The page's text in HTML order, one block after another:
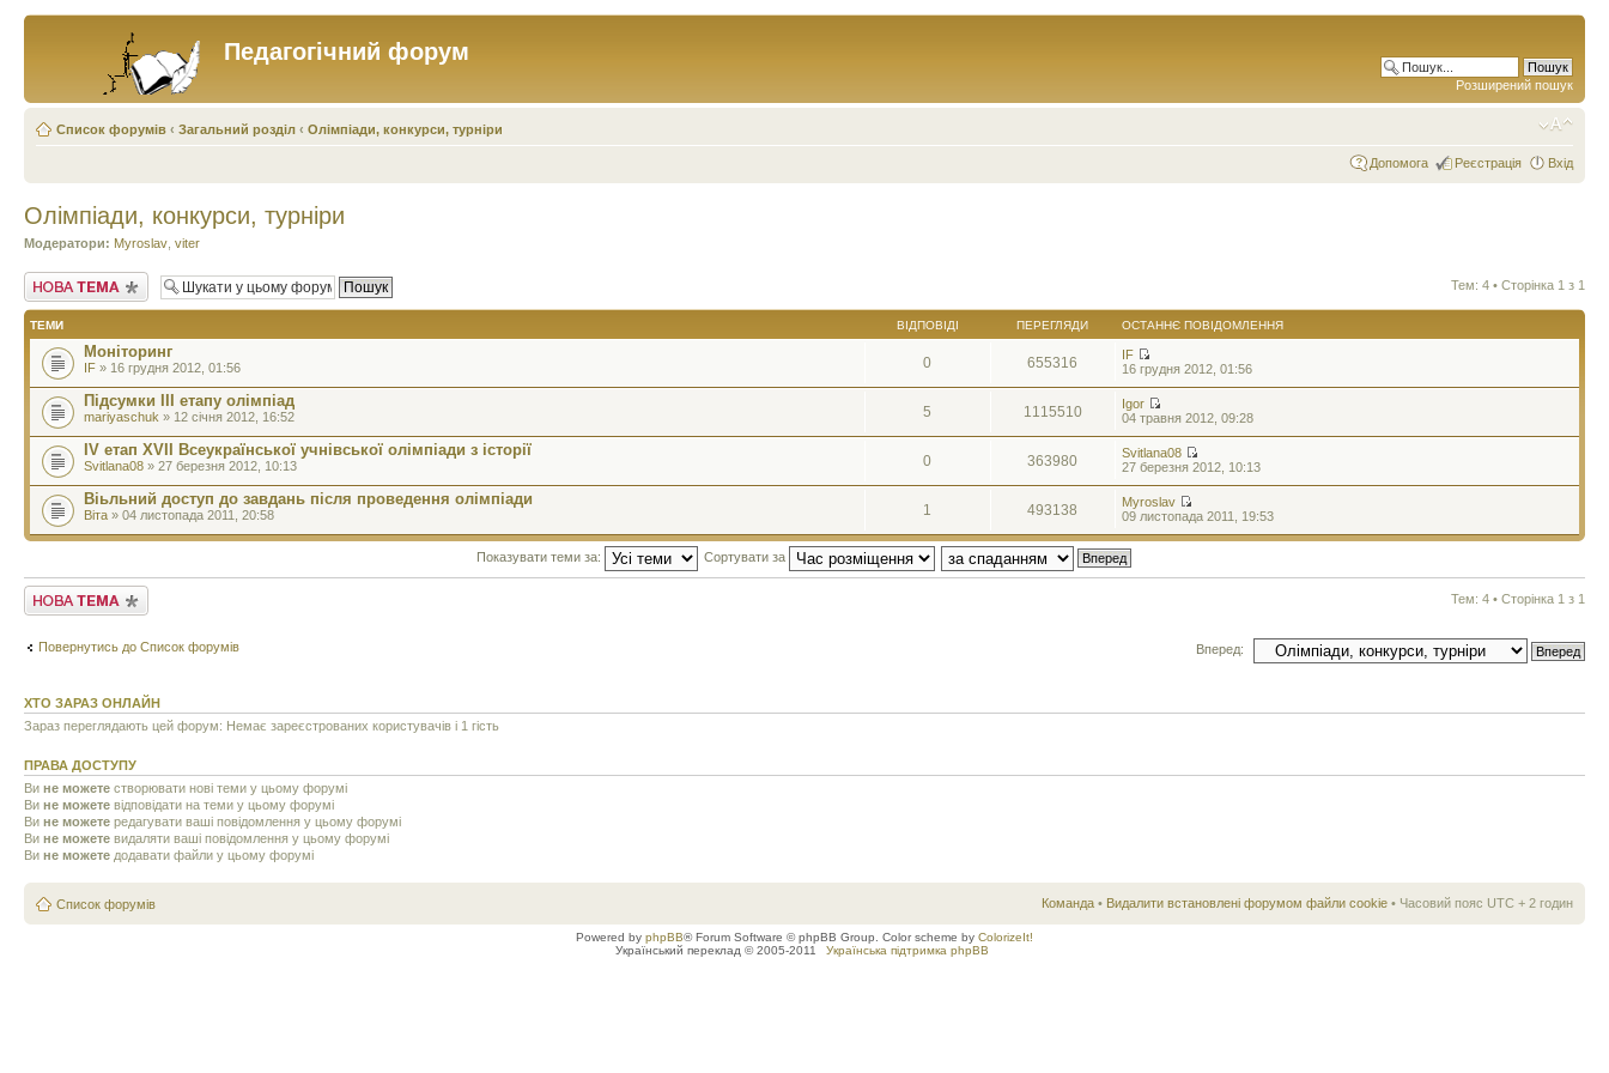
Педагогічний форум
Розширений пошук
Список форумів ‹ Загальний розділ ‹ Олімпіади, конкурси, турніри
Допомога Реєстрація Вхід
Олімпіади, конкурси, турніри
Модератори: Myroslav viter
Створити нову тему Тем: 4 • Сторінка 1 з 1
ТЕМИ ВІДПОВІДІ ПЕРЕГЛЯДИ ОСТАННЄ ПОВІДОМЛЕННЯ
Монiторинг
IF » 16 грудня 2012, 01:56 0 655316
IF
16 грудня 2012, 01:56
Підсумки ІІІ етапу олімпіад
mariyaschuk » 12 січня 2012, 16:52 5 1115510
Igor
04 травня 2012, 09:28
ІV етап ХVІІ Всеукраїнської учнівської олімпіади з історії
Svitlana08 » 27 березня 2012, 10:13 0 363980
Svitlana08
27 березня 2012, 10:13
Віьльний доступ до завдань після проведення олімпіади
Віта » 04 листопада 2011, 20:58 1 493138
Myroslav
09 листопада 2011, 19:53
Показувати теми за: Сортувати за
Створити нову тему Тем: 4 • Сторінка 1 з 1
Повернутись до Список форумів Вперед:
ХТО ЗАРАЗ ОНЛАЙН
Зараз переглядають цей форум: Немає зареєстрованих користувачів і 1 гість
ПРАВА ДОСТУПУ
Ви не можете створювати нові теми у цьому форумі
Ви не можете відповідати на теми у цьому форумі
Ви не можете редагувати ваші повідомлення у цьому форумі
Ви не можете видаляти ваші повідомлення у цьому форумі
Ви не можете додавати файли у цьому форумі
Список форумів Команда • Видалити встановлені форумом файли cookie • Часовий пояс UTC + 2 годин
Powered by phpBB® Forum Software © phpBB Group. Color scheme by ColorizeIt!
Український переклад © 2005-2011
Українська підтримка phpBB